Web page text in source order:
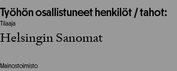
Työhön osallistuneet henkilöt / tahot:
Tilaaja
Helsingin Sanomat
Mainostoimisto